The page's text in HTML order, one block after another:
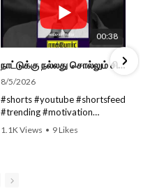
00:38
நாட்டுக்கு நல்லது சொல்லும் சிறப்பான மேடைப்பேச்சு... #shorts #subscribe #video
8/5/2026
#shorts #youtube #shortsfeed
#trending #motivation
#nowtrending #subscribe
1.1K Views • 9 Likes